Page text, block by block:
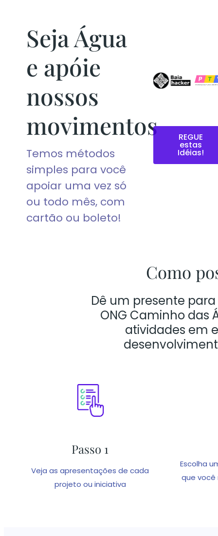
Seja Água
e apóie
nossos
movimentos
Temos métodos
simples para você
apoiar uma vez só
ou todo mês, com
cartão ou boleto!
REGUE
estas
Idéias!
Como
Dê um presente
ONG Caminho das
atividades em
Passo 1
Veja as apresentações de cada
projeto ou iniciativa
Escolha
que você